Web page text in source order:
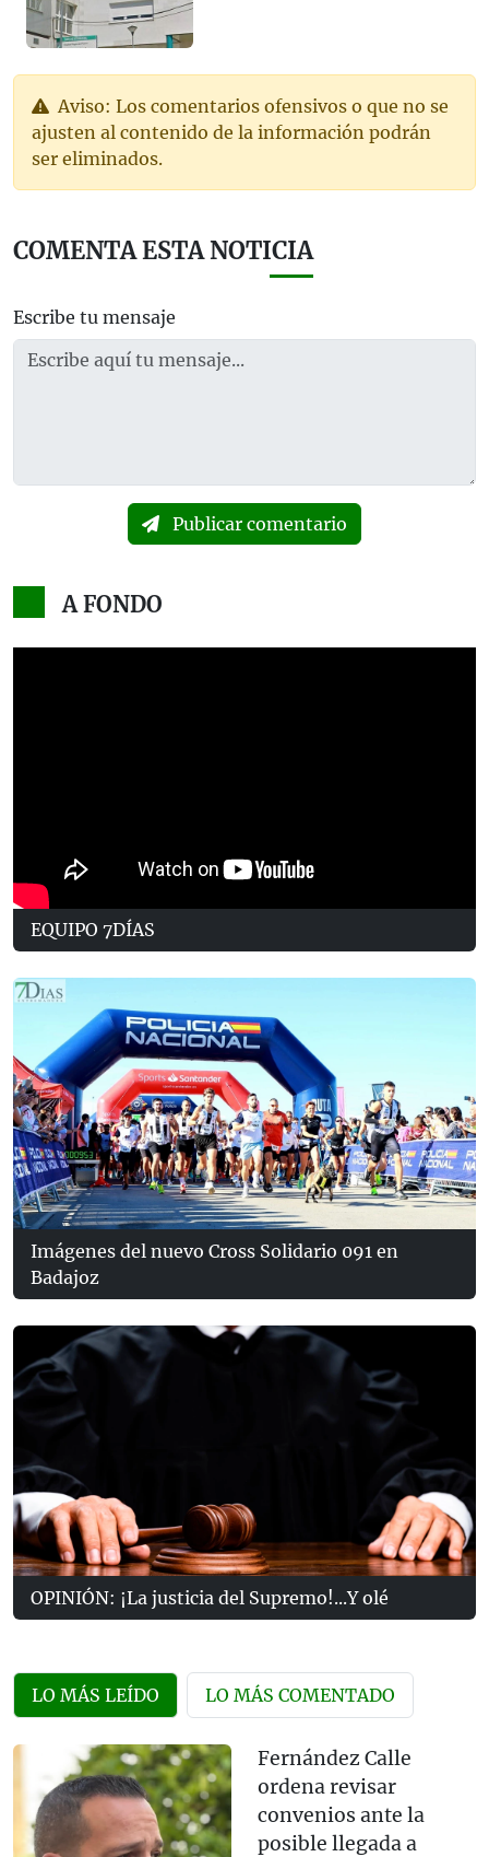
Aviso: Los comentarios ofensivos o que no se
ajusten al contenido de la información podrán
ser eliminados.
COMENTA ESTA NOTICIA
Escribe tu mensaje
Publicar comentario
A FONDO
EQUIPO 7DÍAS
Imágenes del nuevo Cross Solidario 091 en
Badajoz
OPINIÓN: ¡La justicia del Supremo!...Y olé
LO MÁS LEÍDO LO MÁS COMENTADO
Fernández Calle
ordena revisar
convenios ante la
posible llegada a